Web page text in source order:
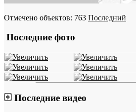
Отмечено объектов: 763 Последний
Последние фото
Последние видео